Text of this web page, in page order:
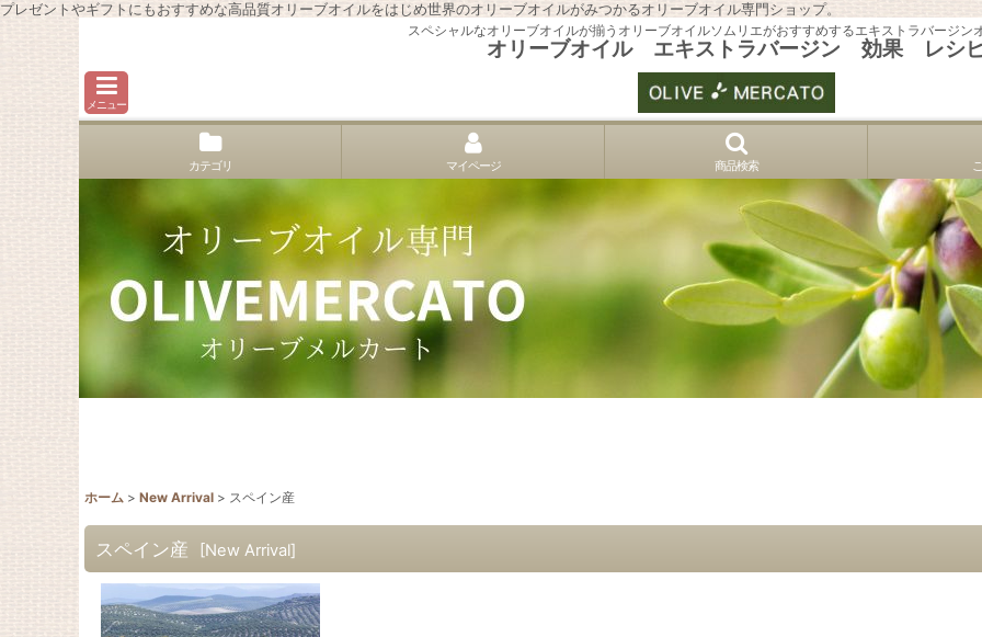
プレゼントやギフトにもおすすめな高品質オリーブオイルをはじめ世界のオリーブオイルがみつかるオリーブオイル専門ショップ。
スペシャルなオリーブオイルが揃うオリーブオイルソムリエがおすすめするエキストラバージン
オリーブオイル エキストラバージン 効果 レシ
メニュー
カテゴリ マイページ 商品検索
ホーム > New Arrival > スペイン産
スペイン産 [New Arrival]